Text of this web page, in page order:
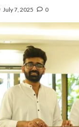
July 7, 2025 0